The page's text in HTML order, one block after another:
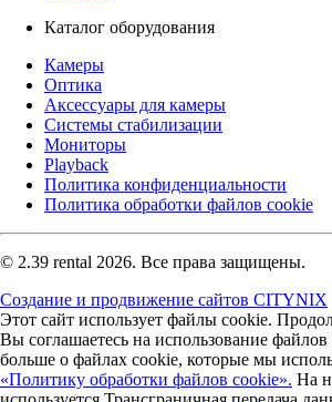
Каталог оборудования
Камеры
Оптика
Аксессуары для камеры
Системы стабилизации
Мониторы
Playback
Политика конфиденциальности
Политика обработки файлов cookie
© 2.39 rental 2026. Все права защищены.
Создание и продвижение сайтов CITYNIX
Этот сайт использует файлы cookie.
Вы соглашаетесь на использование
больше о файлах cookie, которые мы
«Политику обработки файлов cookie». На